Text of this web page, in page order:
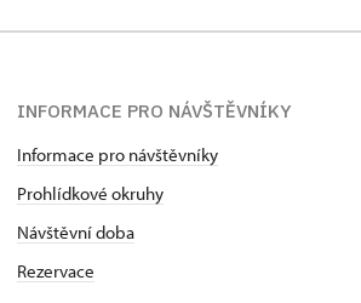
INFORMACE PRO NÁVŠTĚVNÍKY
Informace pro návštěvníky
Prohlídkové okruhy
Návštěvní doba
Rezervace